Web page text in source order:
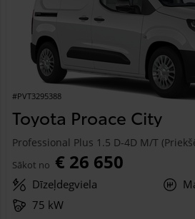
#PVT3295388
Toyota Proace City
Professional Plus 1.5 D-4D M/T
Sākot no € 26 650
Dīzeļdegviela
75 kW